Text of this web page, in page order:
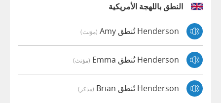
النطق باللهجة الأمريكية
Henderson تُنطق Amy (مؤنث)
Henderson تُنطق Emma (مؤنث)
Henderson تُنطق Brian (مذكر)